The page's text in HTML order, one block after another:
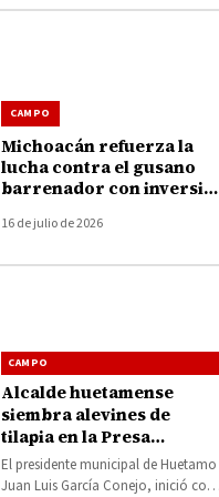
CAMPO
Michoacán refuerza la
lucha contra el gusano
barrenador con inversión
16 de julio de 2026
CAMPO
Alcalde huetamense
siembra alevines de
tilapia en la Presa
Chihuero
El presidente municipal de Huetamo
Juan Luis García Conejo, inició con